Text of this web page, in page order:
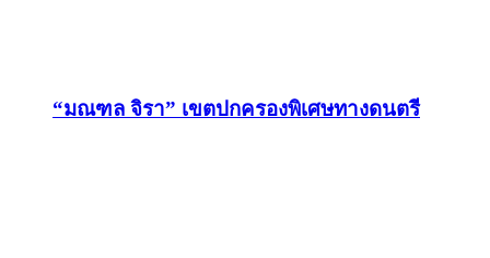
“มณฑล จิรา” เขตปกครองพิเศษทางดนตรี